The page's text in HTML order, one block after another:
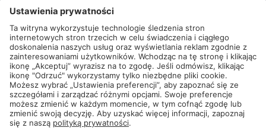
Kontakt
Newsletter
Ogólne warunki i dostawy
Wytyczne i zobowiązania